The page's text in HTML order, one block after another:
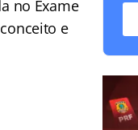
no Exame
e